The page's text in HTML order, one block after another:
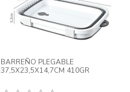
BARREÑO PLEGABLE
37,5X23,5X14,7CM 410GR